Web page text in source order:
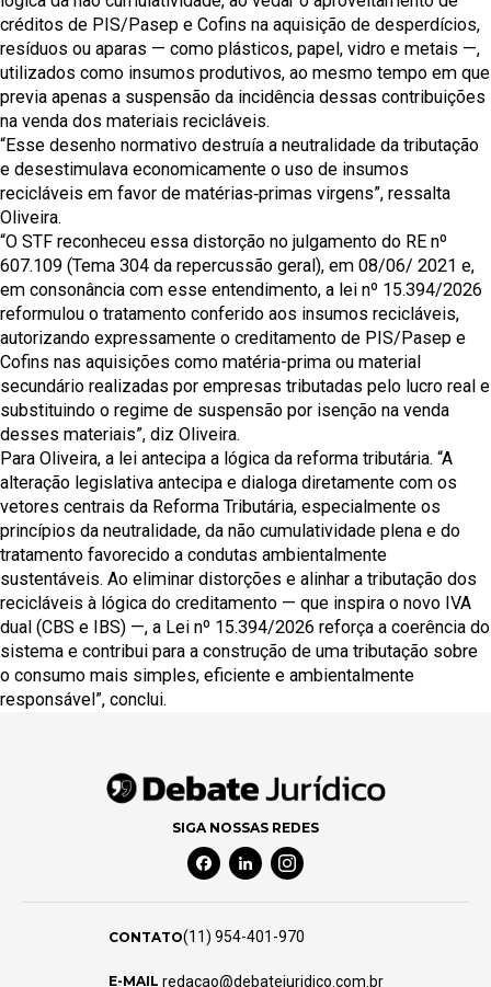
créditos de PIS/Pasep e Cofins na aquisição de desperdícios,
resíduos ou aparas — como plásticos, papel, vidro e metais —,
utilizados como insumos produtivos, ao mesmo tempo em que
previa apenas a suspensão da incidência dessas contribuições
na venda dos materiais recicláveis.
“Esse desenho normativo destruía a neutralidade da tributação
e desestimulava economicamente o uso de insumos
recicláveis em favor de matérias‑primas virgens”, ressalta
Oliveira.
“O STF reconheceu essa distorção no julgamento do RE nº
607.109 (Tema 304 da repercussão geral), em 08/06/ 2021 e,
em consonância com esse entendimento, a lei nº 15.394/2026
reformulou o tratamento conferido aos insumos recicláveis,
autorizando expressamente o creditamento de PIS/Pasep e
Cofins nas aquisições como matéria-prima ou material
secundário realizadas por empresas tributadas pelo lucro real e
substituindo o regime de suspensão por isenção na venda
desses materiais”, diz Oliveira.
Para Oliveira, a lei antecipa a lógica da reforma tributária. “A
alteração legislativa antecipa e dialoga diretamente com os
vetores centrais da Reforma Tributária, especialmente os
princípios da neutralidade, da não cumulatividade plena e do
tratamento favorecido a condutas ambientalmente
sustentáveis. Ao eliminar distorções e alinhar a tributação dos
recicláveis à lógica do creditamento — que inspira o novo IVA
dual (CBS e IBS) —, a Lei nº 15.394/2026 reforça a coerência do
sistema e contribui para a construção de uma tributação sobre
o consumo mais simples, eficiente e ambientalmente
responsável”, conclui.
SIGA NOSSAS REDES
Facebook Social Media
Linkedin Social Media
Instagram Social Media
CONTATO(11) 954-401-970
E-MAIL redacao@debatejuridico.com.br